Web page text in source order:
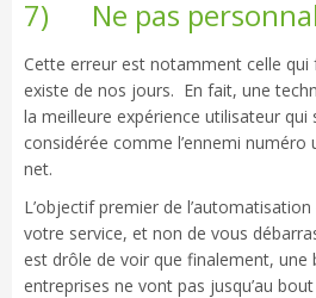
7) Ne pas
Cette erreur est notamment celle
existe de nos jours. En fait, une
la meilleure expérience utilisateur
considérée comme l’ennemi numéro
net.
L’objectif premier de
votre service, et non de vous
est drôle de voir que finalement, une
entreprises ne vont pas jusqu’au